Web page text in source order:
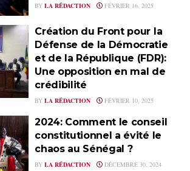
BY LA RÉDACTION FÉVRIER 16, 2025
Création du Front pour la
Défense de la Démocratie
et de la République (FDR):
Une opposition en mal de
crédibilité
BY LA RÉDACTION FÉVRIER 10, 2025
2024: Comment le conseil
constitutionnel a évité le
chaos au Sénégal ?
BY LA RÉDACTION DÉCEMBRE 30, 2024